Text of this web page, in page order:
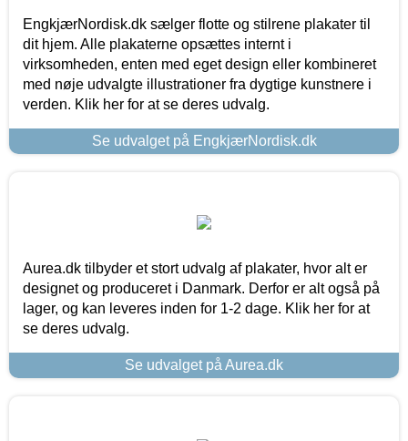
EngkjærNordisk.dk sælger flotte og stilrene plakater til
dit hjem. Alle plakaterne opsættes internt i
virksomheden, enten med eget design eller kombineret
med nøje udvalgte illustrationer fra dygtige kunstnere i
verden. Klik her for at se deres udvalg.
Se udvalget på EngkjærNordisk.dk
Aurea.dk tilbyder et stort udvalg af plakater, hvor alt er
designet og produceret i Danmark. Derfor er alt også på
lager, og kan leveres inden for 1-2 dage. Klik her for at
se deres udvalg.
Se udvalget på Aurea.dk